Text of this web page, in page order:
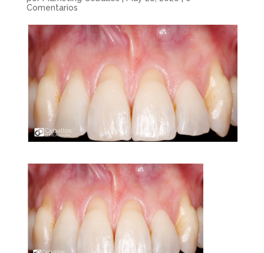
Comentarios